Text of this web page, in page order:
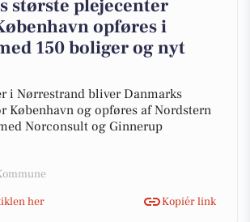
største plejecenter
opføres i
150 boliger og nyt
i Nørrestrand bliver Danmarks
København og opføres af Nordstern
Norconsult og Ginnerup
her
Kopiér link